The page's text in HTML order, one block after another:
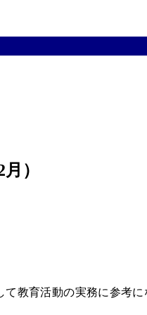
）
教育活動の実務に参考